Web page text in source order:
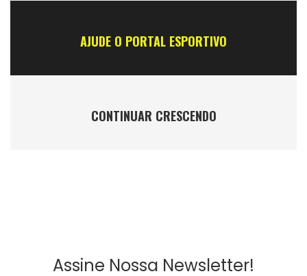
AJUDE O PORTAL ESPORTIVO
CONTINUAR CRESCENDO
Assine Nossa Newsletter!